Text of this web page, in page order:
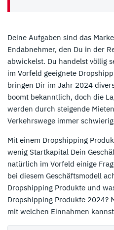
Deine Aufgaben sind das
Endabnehmer, den Du in der
abwickelst. Du handelst völlig
im Vorfeld geeignete
bringen Dir im Jahr 2024
boomt bekanntlich, doch die
werden durch steigende
Verkehrswege immer
Mit einem Dropshipping
wenig Startkapital Dein
natürlich im Vorfeld einige
bei diesem Geschäftsmodell
Dropshipping Produkte und
Dropshipping Produkte 2024?
mit welchen Einnahmen